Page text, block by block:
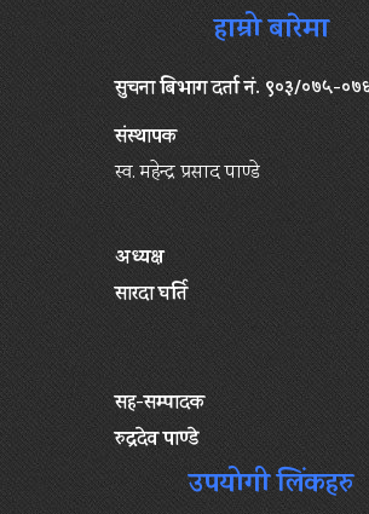
हाम्रो बारेमा
सुचना बिभाग दर्ता नं. ९०३/०७५-
संस्थापक
स्व. महेन्द्र प्रसाद पाण्डे
अध्यक्ष
सारदा घर्ति
सह-सम्पादक
रुद्रदेव पाण्डे
उपयोगी लिंकहरु